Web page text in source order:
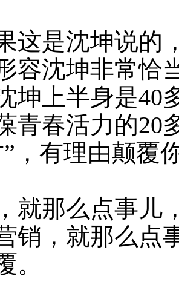
这是沈坤说的
容沈坤非常恰
坤上半身是40
青春活力的20
，有理由颠覆
就那么点事儿
销，就那么点
。